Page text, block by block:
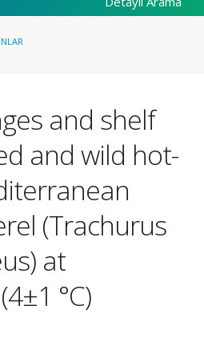
and shelf
and wild hot-
(Trachurus
at
°C)